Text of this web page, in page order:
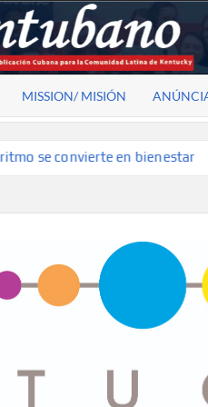
MISSION/ MISIÓN
se convierte en bienestar